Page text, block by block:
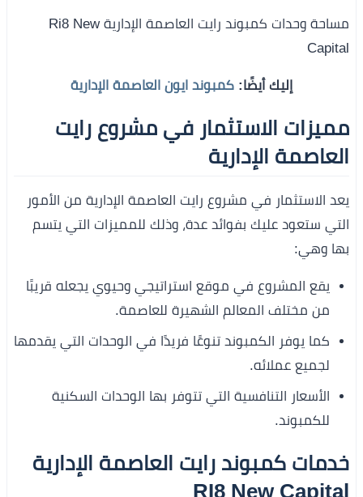
مساحة وحدات كمبوند رايت العاصمة الإدارية Ri8 New
Capital
إليك أيضًا: كمبوند ايون العاصمة الإدارية
مميزات الاستثمار في مشروع رايت
العاصمة الإدارية
يعد الاستثمار في مشروع رايت العاصمة الإدارية من الأمور
التي ستعود عليك بفوائد عدة، وذلك للمميزات التي يتسم
بها وهي:
يقع المشروع في موقع استراتيجي وحيوي يجعله قريبًا
من مختلف المعالم الشهيرة للعاصمة.
كما يوفر الكمبوند تنوعًا فريدًا في الوحدات التي يقدمها
لجميع عملائه.
الأسعار التنافسية التي تتوفر بها الوحدات السكنية
للكمبوند.
خدمات كمبوند رايت العاصمة الإدارية
RI8 New Capital